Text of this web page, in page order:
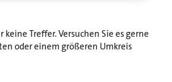
keine Treffer. Versuchen Sie es gerne
oder einem größeren Umkreis